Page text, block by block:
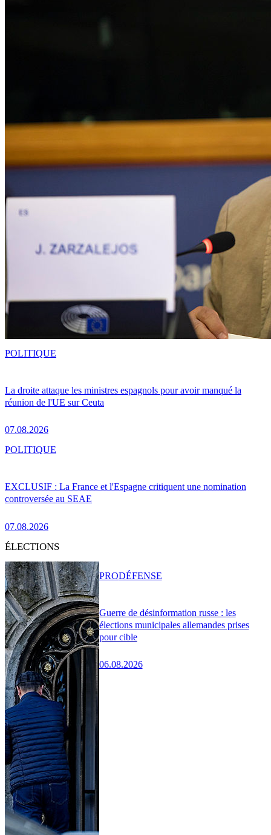
La droite attaque les ministres espagnols pour avoir manqué la
réunion de l'UE sur Ceuta
07.08.2026
POLITIQUE
EXCLUSIF : La France et l'Espagne critiquent une nomination
controversée au SEAE
07.08.2026
POLITIQUE
ÉLECTIONS
Guerre de désinformation russe : les
élections municipales allemandes prises
pour cible
06.08.2026
PRODÉFENSE